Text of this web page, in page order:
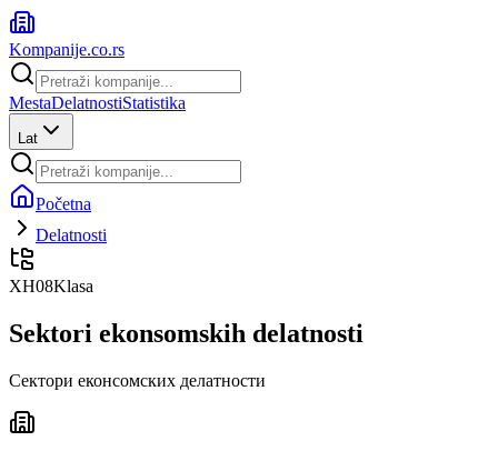
Kompanije.co.rs
MestaDelatnostiStatistika
Lat
Početna
Delatnosti
XH08Klasa
Sektori ekonsomskih delatnosti
Сектори еконсомских делатности